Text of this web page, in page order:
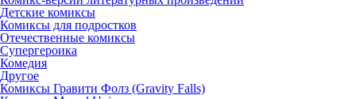
Детские комиксы
Комиксы для подростков
Отечественные комиксы
Супергероика
Комедия
Другое
Комиксы Гравити Фолз (Gravity Falls)